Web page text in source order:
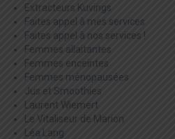
Extracteurs Kuvings
Faites appel à mes services
Faites appel à nos services !
Femmes allaitantes
Femmes enceintes
Femmes ménopausées
Jus et Smoothies
Laurent Wiemert
Le Vitaliseur de Marion
Léa Lang